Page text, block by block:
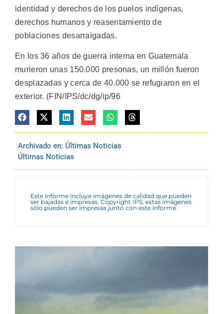
identidad y derechos de los puelos indígenas,
derechos humanos y reasentamiento de
poblaciones desarraigadas.
En los 36 años de guerra interna en Guatemala
murieron unas 150.000 presonas, un millón fueron
desplazadas y cerca de 40.000 se refugiaron en el
exterior. (FIN/IPS/dc/dg/ip/96
Archivado en: Últimas Noticias
Últimas Noticias
Este informe incluye imágenes de calidad que pueden
ser bajadas e impresas. Copyright IPS, estas imágenes
sólo pueden ser impresas junto con este informe